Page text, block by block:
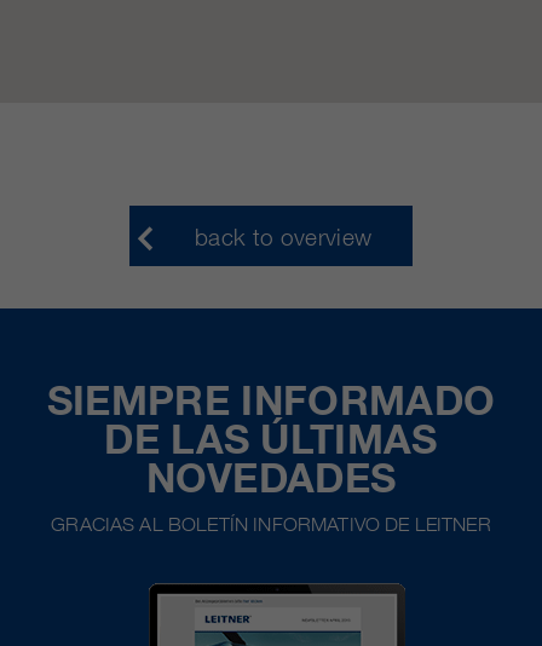
back to overview
SIEMPRE INFORMADO
DE LAS ÚLTIMAS
NOVEDADES
GRACIAS AL BOLETÍN INFORMATIVO DE LEITNER